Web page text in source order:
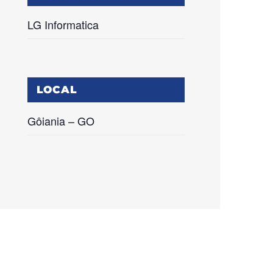
LG Informatica
LOCAL
Gôiania – GO